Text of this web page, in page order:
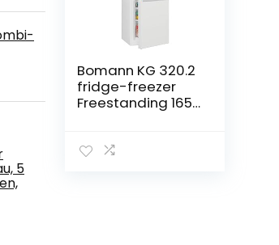
5
Bomann KG 320.2
fridge-freezer
Freestanding 165